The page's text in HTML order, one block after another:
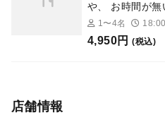
や、 お時間が無
っております。
1〜4名
4,950円 (税込)
店舗情報